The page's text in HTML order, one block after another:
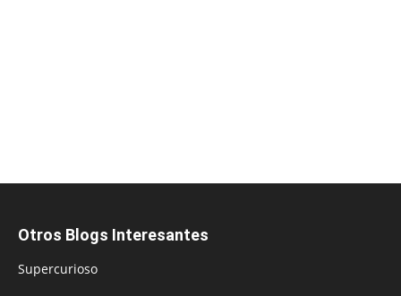
Otros Blogs Interesantes
Supercurioso